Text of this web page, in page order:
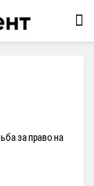
за право на